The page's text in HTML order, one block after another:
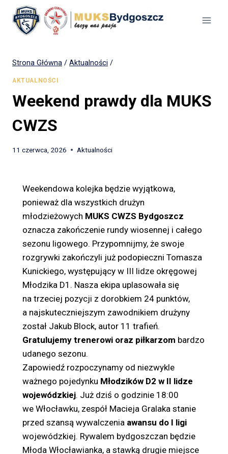
Strona Główna / Aktualności /
AKTUALNOŚCI
Weekend prawdy dla MUKS
CWZS
11 czerwca, 2026 Aktualności
Weekendowa kolejka będzie wyjątkowa,
ponieważ dla wszystkich drużyn
młodzieżowych MUKS CWZS Bydgoszcz
oznacza zakończenie rundy wiosennej i całego
sezonu ligowego. Przypomnijmy, że swoje
rozgrywki zakończyli już podopieczni Tomasza
Kunickiego, występujący w III lidze okręgowej
Młodzika D1. Nasza ekipa uplasowała się
na trzeciej pozycji z dorobkiem 24 punktów,
a najskuteczniejszym zawodnikiem drużyny
został Jakub Block, autor 11 trafień.
Gratulujemy trenerowi oraz piłkarzom bardzo
udanego sezonu.
Zapowiedź rozpoczynamy od niezwykle
ważnego pojedynku Młodzików D2 w II lidze
wojewódzkiej. Już dziś o godzinie 18:00
we Włocławku, zespół Macieja Gralaka stanie
przed szansą wywalczenia awansu do I ligi
wojewódzkiej. Rywalem bydgoszczan będzie
Młoda Włocławianka, a stawką drugie miejsce